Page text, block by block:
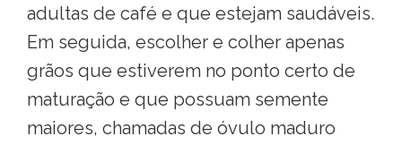
adultas de café e que estejam saudáveis.
Em seguida, escolher e colher apenas
grãos que estiverem no ponto certo de
maturação e que possuam semente
maiores, chamadas de óvulo maduro